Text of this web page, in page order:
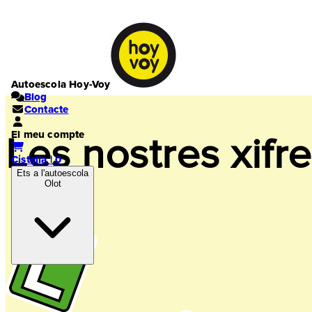
Autoescola Hoy-Voy
Blog
Contacte
El meu compte
Cistella | 0
Ets a l'autoescola
Olot
Les nostres